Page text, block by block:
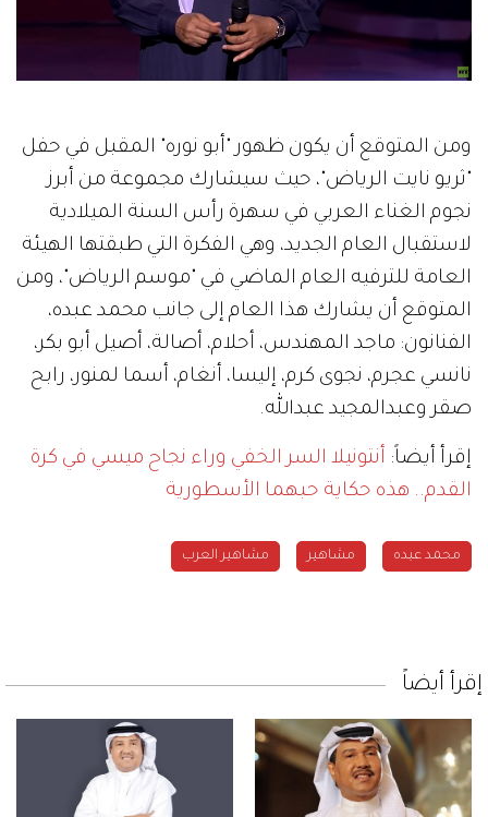
ومن المتوقع أن يكون ظهور "أبو نوره" المقبل في حفل
"ثريو نايت الرياض"، حيث سيشارك مجموعة من أبرز
نجوم الغناء العربي في سهرة رأس السنة الميلادية
لاستقبال العام الجديد، وهي الفكرة التي طبقتها الهيئة
العامة للترفيه العام الماضي في "موسم الرياض"، ومن
المتوقع أن يشارك هذا العام إلى جانب محمد عبده،
الفنانون: ماجد المهندس، أحلام، أصالة، أصيل أبو بكر،
نانسي عجرم، نجوى كرم، إليسا، أنغام، أسما لمنور، رابح
صقر وعبدالمجيد عبدالله.
إقرأ أيضاً: أنتونيلا السر الخفي وراء نجاح ميسي في كرة
القدم.. هذه حكاية حبهما الأسطورية
محمد عبده مشاهير مشاهير العرب
إقرأ أيضاً